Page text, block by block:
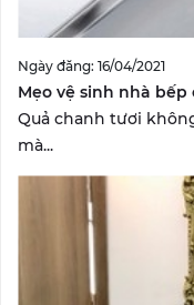
Ngày đăng: 16/04/2021
Mẹo vệ sinh nhà
Quả chanh tươi
mà...